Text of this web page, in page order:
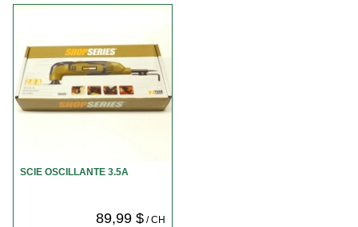
SCIE OSCILLANTE 3.5A
89,99 $/ CH